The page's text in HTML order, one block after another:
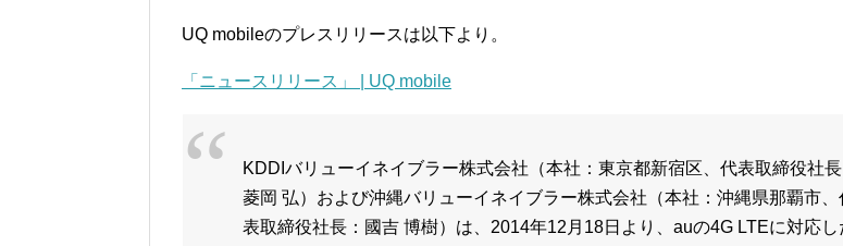
UQ mobileのプレスリリースは以下より。
「ニュースリリース」 | UQ mobile
KDDIバリューイネイブラー株式会社（本社：東京都新宿区、代表取締役社長
菱岡 弘）および沖縄バリューイネイブラー株式会社（本社：沖縄県那覇市、
表取締役社長：國吉 博樹）は、2014年12月18日より、auの4G LTEに対応し